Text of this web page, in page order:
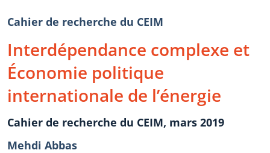
Cahier de recherche du CEIM
Interdépendance complexe et
Économie politique
internationale de l’énergie
Cahier de recherche du CEIM, mars 2019
Mehdi Abbas